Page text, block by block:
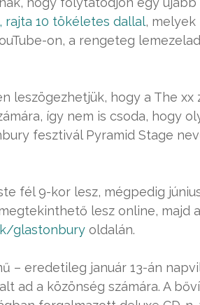
rajta 10 tökéletes dallal,
on, a rengeteg
leszögezhetjük, hogy a The xx
így nem is csoda, hogy
fesztivál Pyramid Stage
fél 9-kor lesz, mégpedig
lesz online, majd
glastonbury oldalán.
– eredetileg január 13-án
ad a közönség számára. A